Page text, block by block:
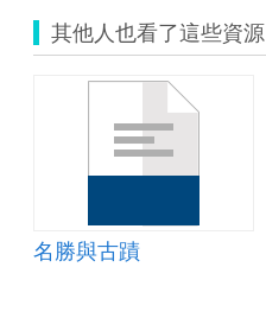
其他人也看了這些資源
名勝與古蹟